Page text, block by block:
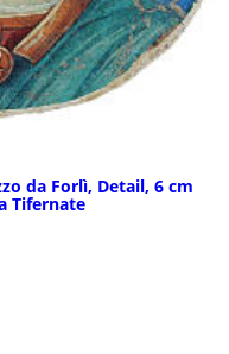
da Forlì, Detail, 6 cm
Tifernate